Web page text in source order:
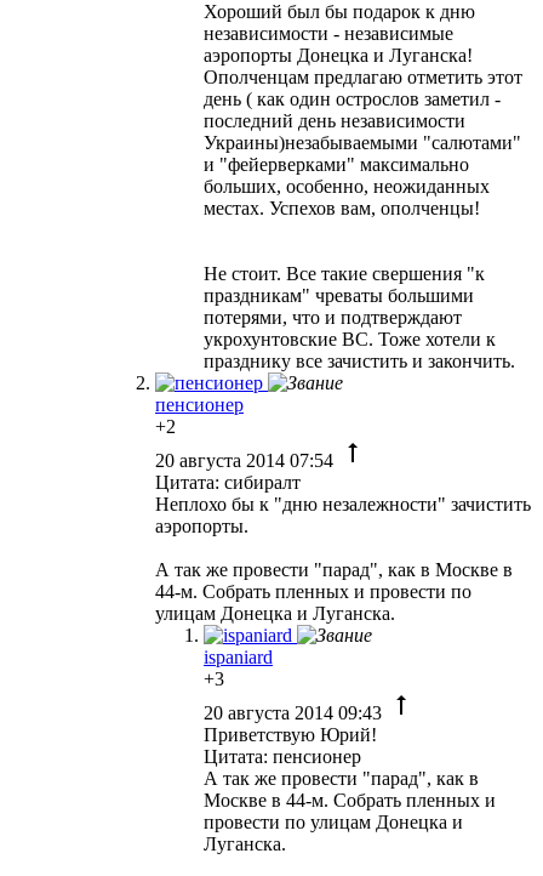
Хороший был бы подарок к дню
независимости - независимые
аэропорты Донецка и Луганска!
Ополченцам предлагаю отметить этот
день ( как один острослов заметил -
последний день независимости
Украины)незабываемыми "салютами"
и "фейерверками" максимально
больших, особенно, неожиданных
местах. Успехов вам, ополченцы!
Не стоит. Все такие свершения "к
праздникам" чреваты большими
потерями, что и подтверждают
укрохунтовские ВС. Тоже хотели к
празднику все зачистить и закончить.
пенсионер
+2
20 августа 2014 07:54
Цитата: сибиралт
Неплохо бы к "дню незалежности" зачистить
аэропорты.
А так же провести "парад", как в Москве в
44-м. Собрать пленных и провести по
улицам Донецка и Луганска.
ispaniard
+3
20 августа 2014 09:43
Приветствую Юрий!
Цитата: пенсионер
А так же провести "парад", как в
Москве в 44-м. Собрать пленных и
провести по улицам Донецка и
Луганска.